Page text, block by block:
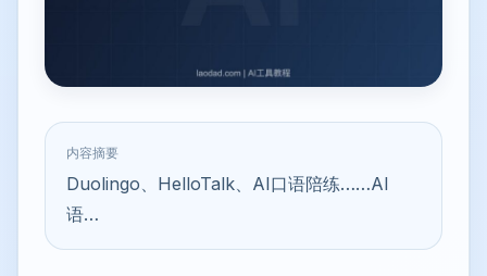
内容摘要
Duolingo、HelloTalk、AI口语陪练……AI
语…